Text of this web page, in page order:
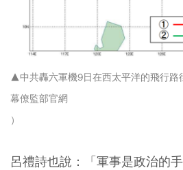
▲中共轟六軍機9日在西太平洋的飛行路
幕僚監部官網
）
呂禮詩也說：「軍事是政治的